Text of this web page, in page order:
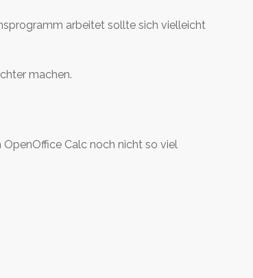
arbeitet sollte sich vielleicht
machen.
Calc noch nicht so viel